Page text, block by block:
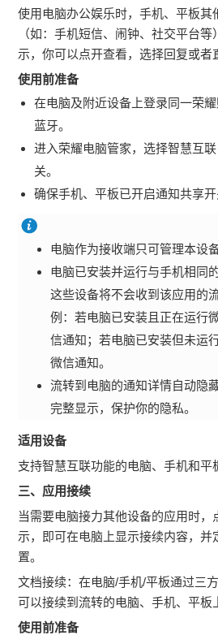
使用电脑办公娱乐时，手机、平板其
（如：手机短信、闹钟、社交平台
示，你可以点开查看，选择回复或者
使用前准备
在电脑及附近设备上登录同一荣耀
蓝牙。
进入荣耀电脑管家，选择智慧互联
关。
确保手机、平板已开启通知共享开
电脑作为接收端只可管理本设
电脑已安装并运行与手机相同
这些设备将不会收到该应用的
例：若电脑已安装且正在运行
信通知；若电脑已安装但未运
微信通知。
流转到电脑的通知详情自动隐
完整显示，保护你的隐私。
适用设备
支持智慧互联功能的电脑、手机和平
三、应用接续
当需要电脑接力其他设备的应用时，
示，即可在电脑上显示接续内容，并
置。
文档接续：在电脑/手机/平板通过三
可以接续到流转的电脑、手机、平板
使用前准备